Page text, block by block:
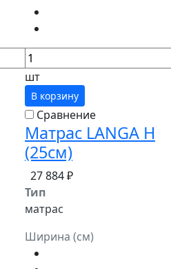
шт
В корзину
Сравнение
Матрас LANGA Н
(25см)
27 884 ₽
Тип
матрас
Ширина (см)